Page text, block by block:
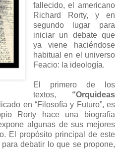
fallecido, el americano
Richard Rorty, y en
segundo lugar para
iniciar un debate que
ya viene haciéndose
habitual en el universo
Feacio: la ideología.
El primero de los
textos, “Orquideas
en “Filosofía y Futuro”, es
Rorty hace una biografía
algunas de sus mejores
El propósito principal de este
debatir lo que se propone,